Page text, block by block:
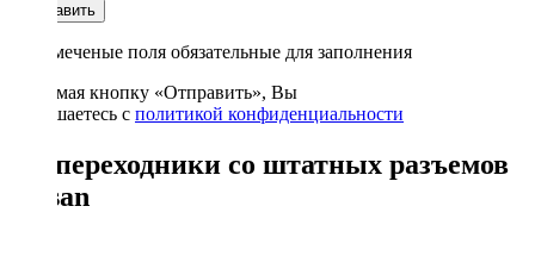
Отправить
* - отмеченые поля обязательные для заполнения
Нажимая кнопку «Отправить», Вы
соглашаетесь с политикой конфиденциальности
Iso-переходники со штатных разъемов
Nissan